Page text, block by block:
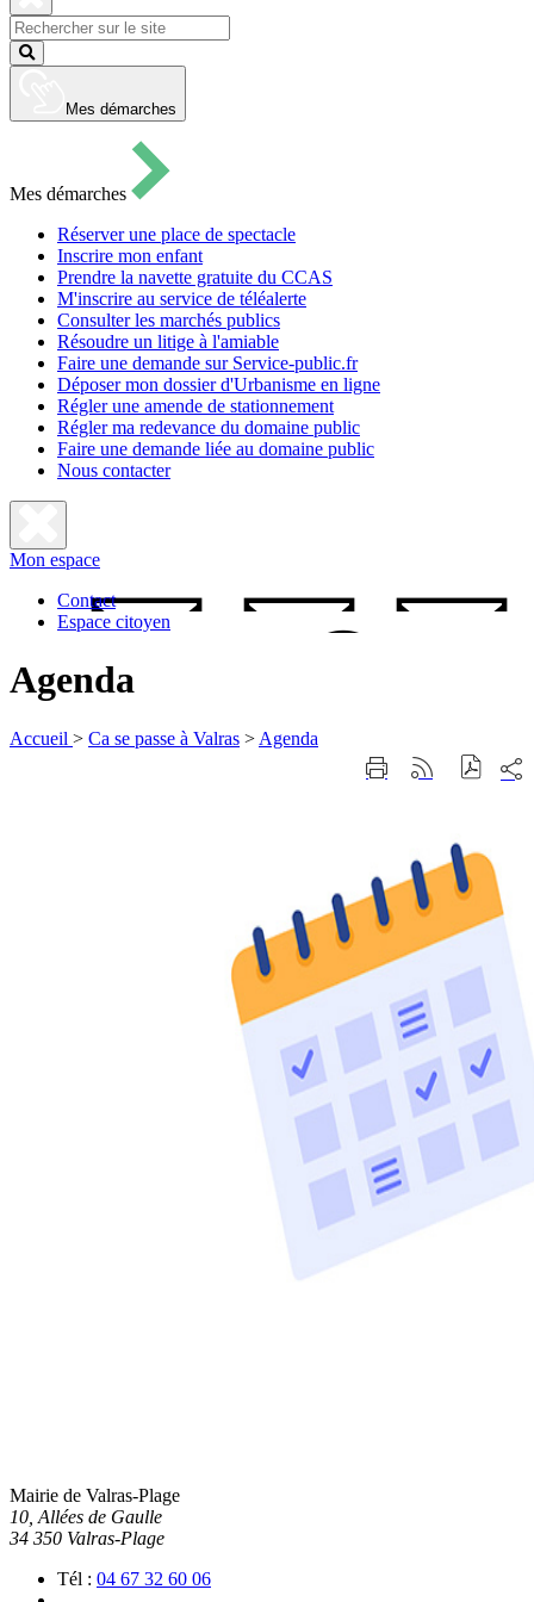
ouvrir
le
formulaire
Fermer
la
recherche
Lancer
la
Mes démarches
Mes démarches
Réserver une place de spectacle
Inscrire mon enfant
Prendre la navette gratuite du CCAS
M'inscrire au service de téléalerte
Consulter les marchés publics
Résoudre un litige à l'amiable
Faire une demande sur Service-public.fr
Déposer mon dossier d'Urbanisme en ligne
Régler une amende de stationnement
Régler ma redevance du domaine public
Faire une demande liée au domaine public
Nous contacter
Fermer
la
Mon espace
Contact
Espace citoyen
Agenda
Accueil > Ca se passe à Valras > Agenda
ImprimerGénérer
sur
Mairie de Valras-Plage
10, Allées de Gaulle
34 350 Valras-Plage
Tél : 04 67 32 60 06